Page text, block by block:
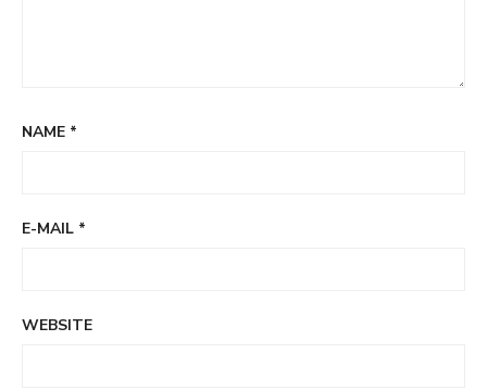
NAME *
E-MAIL *
WEBSITE